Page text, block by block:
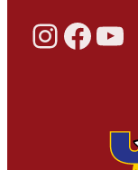
InstagramFacebook YouTube